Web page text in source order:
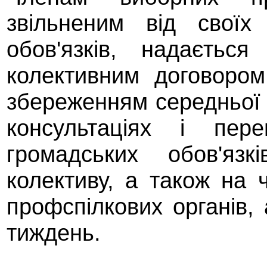
звільненим від
обов'язків,
колективним
збереженням середньої
консультаціях і
громадських
колективу, а також на
профспілкових
тиждень.